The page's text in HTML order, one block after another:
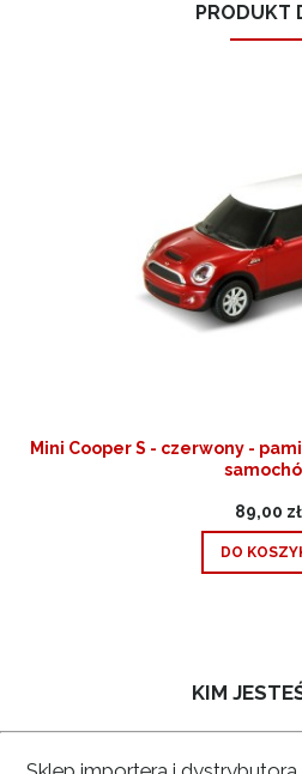
PRODUKT
Mini Cooper S - czerwony -
89,00 zł
DO
KIM